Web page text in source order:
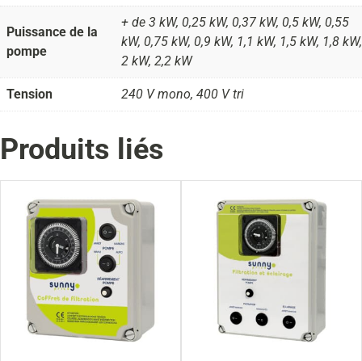
Puissance de la
pompe
+ de 3 kW, 0,25 kW, 0,37 kW, 0,5 kW, 0,55
kW, 0,75 kW, 0,9 kW, 1,1 kW, 1,5 kW, 1,8 kW,
2 kW, 2,2 kW
Tension 240 V mono, 400 V tri
Produits liés